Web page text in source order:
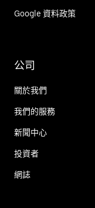
Google 資料政策
公司
關於我們
我們的服務
新聞中心
投資者
網誌